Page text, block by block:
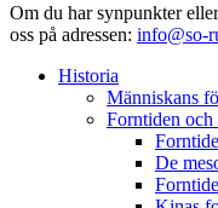
Om du har synpunkter
oss på adressen: info@so-
Historia
Människans
Forntiden och
De